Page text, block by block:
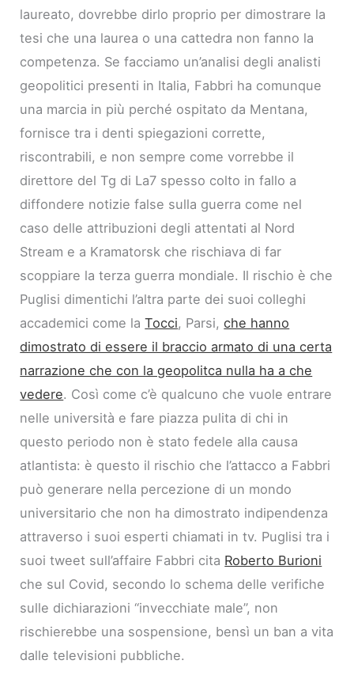
laureato, dovrebbe dirlo proprio per dimostrare la
tesi che una laurea o una cattedra non fanno la
competenza. Se facciamo un’analisi degli analisti
geopolitici presenti in Italia, Fabbri ha comunque
una marcia in più perché ospitato da Mentana,
fornisce tra i denti spiegazioni corrette,
riscontrabili, e non sempre come vorrebbe il
direttore del Tg di La7 spesso colto in fallo a
diffondere notizie false sulla guerra come nel
caso delle attribuzioni degli attentati al Nord
Stream e a Kramatorsk che rischiava di far
scoppiare la terza guerra mondiale. Il rischio è che
Puglisi dimentichi l’altra parte dei suoi colleghi
accademici come laTocci, Parsi,che hanno
dimostrato di essere il braccio armato di una certa
narrazione che con la geopolitca nulla ha a che
vedere. Così come c’è qualcuno che vuole entrare
nelle università e fare piazza pulita di chi in
questo periodo non è stato fedele alla causa
atlantista: è questo il rischio che l’attacco a Fabbri
può generare nella percezione di un mondo
universitario che non ha dimostrato indipendenza
attraverso i suoi esperti chiamati in tv. Puglisi tra i
suoi tweet sull’affaire Fabbri cita Roberto Burioni
che sul Covid, secondo lo schema delle verifiche
sulle dichiarazioni “invecchiate male”, non
rischierebbe una sospensione, bensì un ban a vita
dalle televisioni pubbliche.